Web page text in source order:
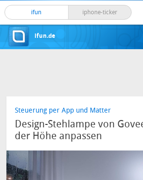
ifun iphone-ticker
ifun.de
Steuerung per App und Matter
Design-Stehlampe von
der Höhe anpassen